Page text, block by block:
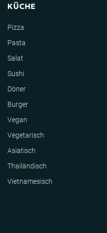
KÜCHE
Pizza
Pasta
Salat
Sushi
Döner
Burger
Vegan
Vegetarisch
Asiatisch
Thailändisch
Vietnamesisch